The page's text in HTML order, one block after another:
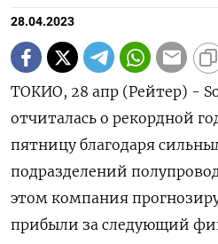
28.04.2023
ТОКИО, 28 апр (Рейтер) -
отчиталась о рекордной
пятницу благодаря
подразделений
этом компания
прибыли за следующий